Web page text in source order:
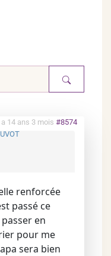
a 14 ans 3 mois #8574
renforcée
passé ce
en
pour me
sera bien